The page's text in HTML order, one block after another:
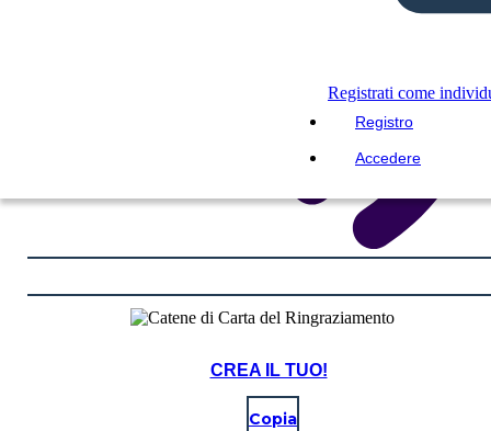
Registrati come
Registro
Accedere
CREA IL TUO!
Copia